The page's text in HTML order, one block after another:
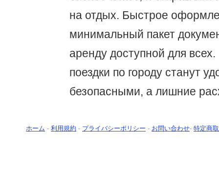
на отдых. Быстрое
минимальный пакет
аренду доступной для
поездки по городу станут
безопасными, а лишние
ホーム - 利用規約 - プライバシーポリシー - お問い合わせ- 特定商